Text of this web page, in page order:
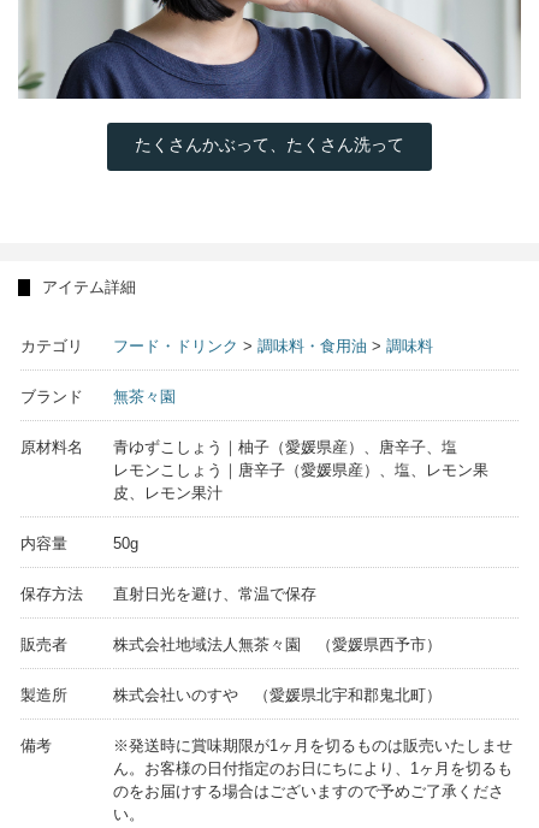
たくさんかぶって、たくさん洗って
アイテム詳細
カテゴリ フード・ドリンク > 調味料・食用油 > 調味料
ブランド 無茶々園
原材料名
青ゆずこしょう｜柚子（愛媛県産）、唐辛子、塩
レモンこしょう｜唐辛子（愛媛県産）、塩、レモン果
皮、レモン果汁
内容量 50g
保存方法 直射日光を避け、常温で保存
販売者 株式会社地域法人無茶々園 （愛媛県西予市）
製造所 株式会社いのすや （愛媛県北宇和郡鬼北町）
備考
※発送時に賞味期限が1ヶ月を切るものは販売いたしませ
ん。お客様の日付指定のお日にちにより、1ヶ月を切るも
のをお届けする場合はございますので予めご了承くださ
い。